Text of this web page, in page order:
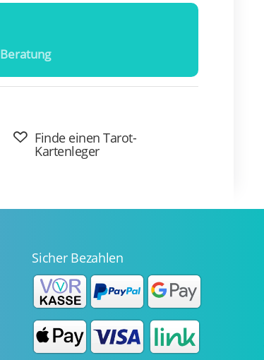
Finde einen Tarot-
Kartenleger
Sicher Bezahlen